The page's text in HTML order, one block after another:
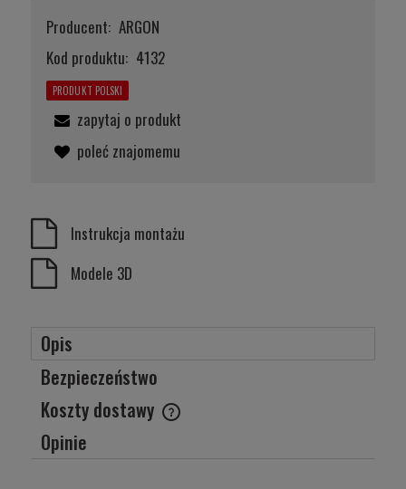
Producent: ARGON
Kod produktu: 4132
PRODUKT POLSKI
zapytaj o produkt
poleć znajomemu
Instrukcja montażu
Modele 3D
Opis
Bezpieczeństwo
Koszty dostawy
Cena nie zawiera ewentualnych kosztów płatności
Opinie